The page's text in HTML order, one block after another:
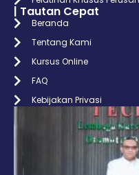
| Tautan Cepat
Beranda
Tentang Kami
Kursus Online
FAQ
Kebijakan Privasi